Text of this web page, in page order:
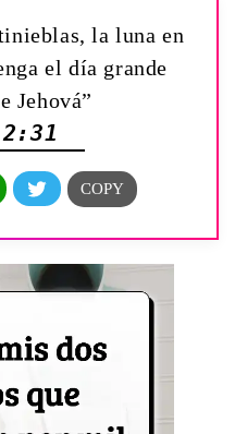
la luna en
el día grande
Jehová”